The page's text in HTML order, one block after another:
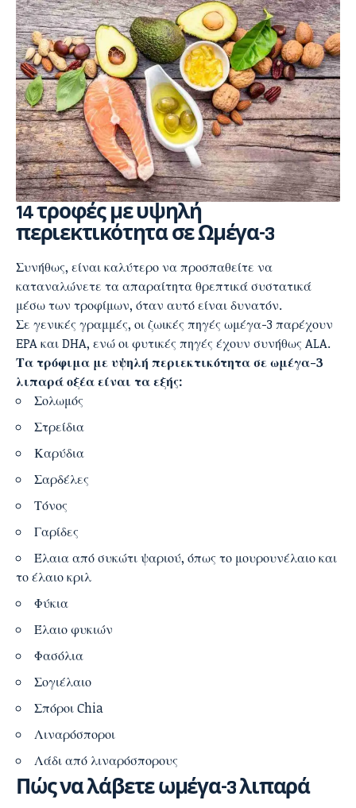
14 τροφές με υψηλή
περιεκτικότητα σε Ωμέγα-3
Συνήθως, είναι καλύτερο να προσπαθείτε να
καταναλώνετε τα απαραίτητα θρεπτικά συστατικά
μέσω των τροφίμων, όταν αυτό είναι δυνατόν.
Σε γενικές γραμμές, οι ζωικές πηγές ωμέγα-3 παρέχουν
EPA και DHA, ενώ οι φυτικές πηγές έχουν συνήθως ALA.
Τα τρόφιμα με υψηλή περιεκτικότητα σε ωμέγα-3
λιπαρά οξέα είναι τα εξής:
Σολωμός
Στρείδια
Καρύδια
Σαρδέλες
Τόνος
Γαρίδες
Έλαια από συκώτι ψαριού, όπως το μουρουνέλαιο και
το έλαιο κριλ
Φύκια
Έλαιο φυκιών
Φασόλια
Σογιέλαιο
Σπόροι Chia
Λιναρόσποροι
Λάδι από λιναρόσπορους
Πώς να λάβετε ωμέγα-3 λιπαρά